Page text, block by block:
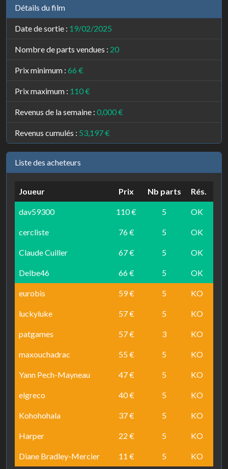
Détails du film
Date de sortie : 19/02/2025
Nombre de parts vendues : 20
Prix minimum : 66 €
Prix maximum : 110 €
Revenus de la semaine : 0,000 €
Revenus cumulés : 53,197 €
Liste des acheteurs
Joueur Prix Nb parts Rés.
dav59300 110 € 5 OK
cercliste 76 € 5 OK
Claude Cuiller 67 € 5 OK
Delbe46 66 € 5 OK
eurobis 59 € 5 KO
luckyluke 57 € 5 KO
patgames 57 € 3 KO
maxouchadrac 55 € 5 KO
Yann Pech-Mayneau 47 € 5 KO
elgreco 40 € 5 KO
Kohohohala 37 € 5 KO
Harper 22 € 5 KO
Diane Bradley-Mercier 11 € 5 KO